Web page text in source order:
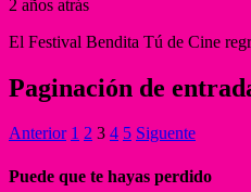
2 años atrás
El Festival Bendita Tú de Cine
Paginación de
Anterior 1 2 3 4 5 Siguente
Puede que te hayas perdido